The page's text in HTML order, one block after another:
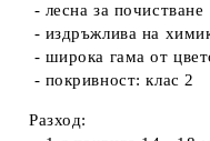
- лесна за почистване
- издръжлива на
- широка гама от
- покривност: клас 2
Разход: